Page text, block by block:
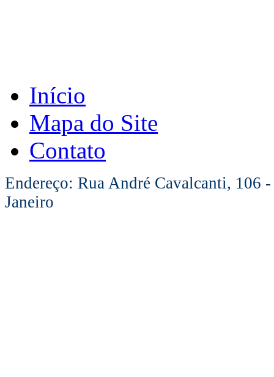
Início
Mapa do Site
Contato
Endereço: Rua André Cavalcanti, 106
Janeiro